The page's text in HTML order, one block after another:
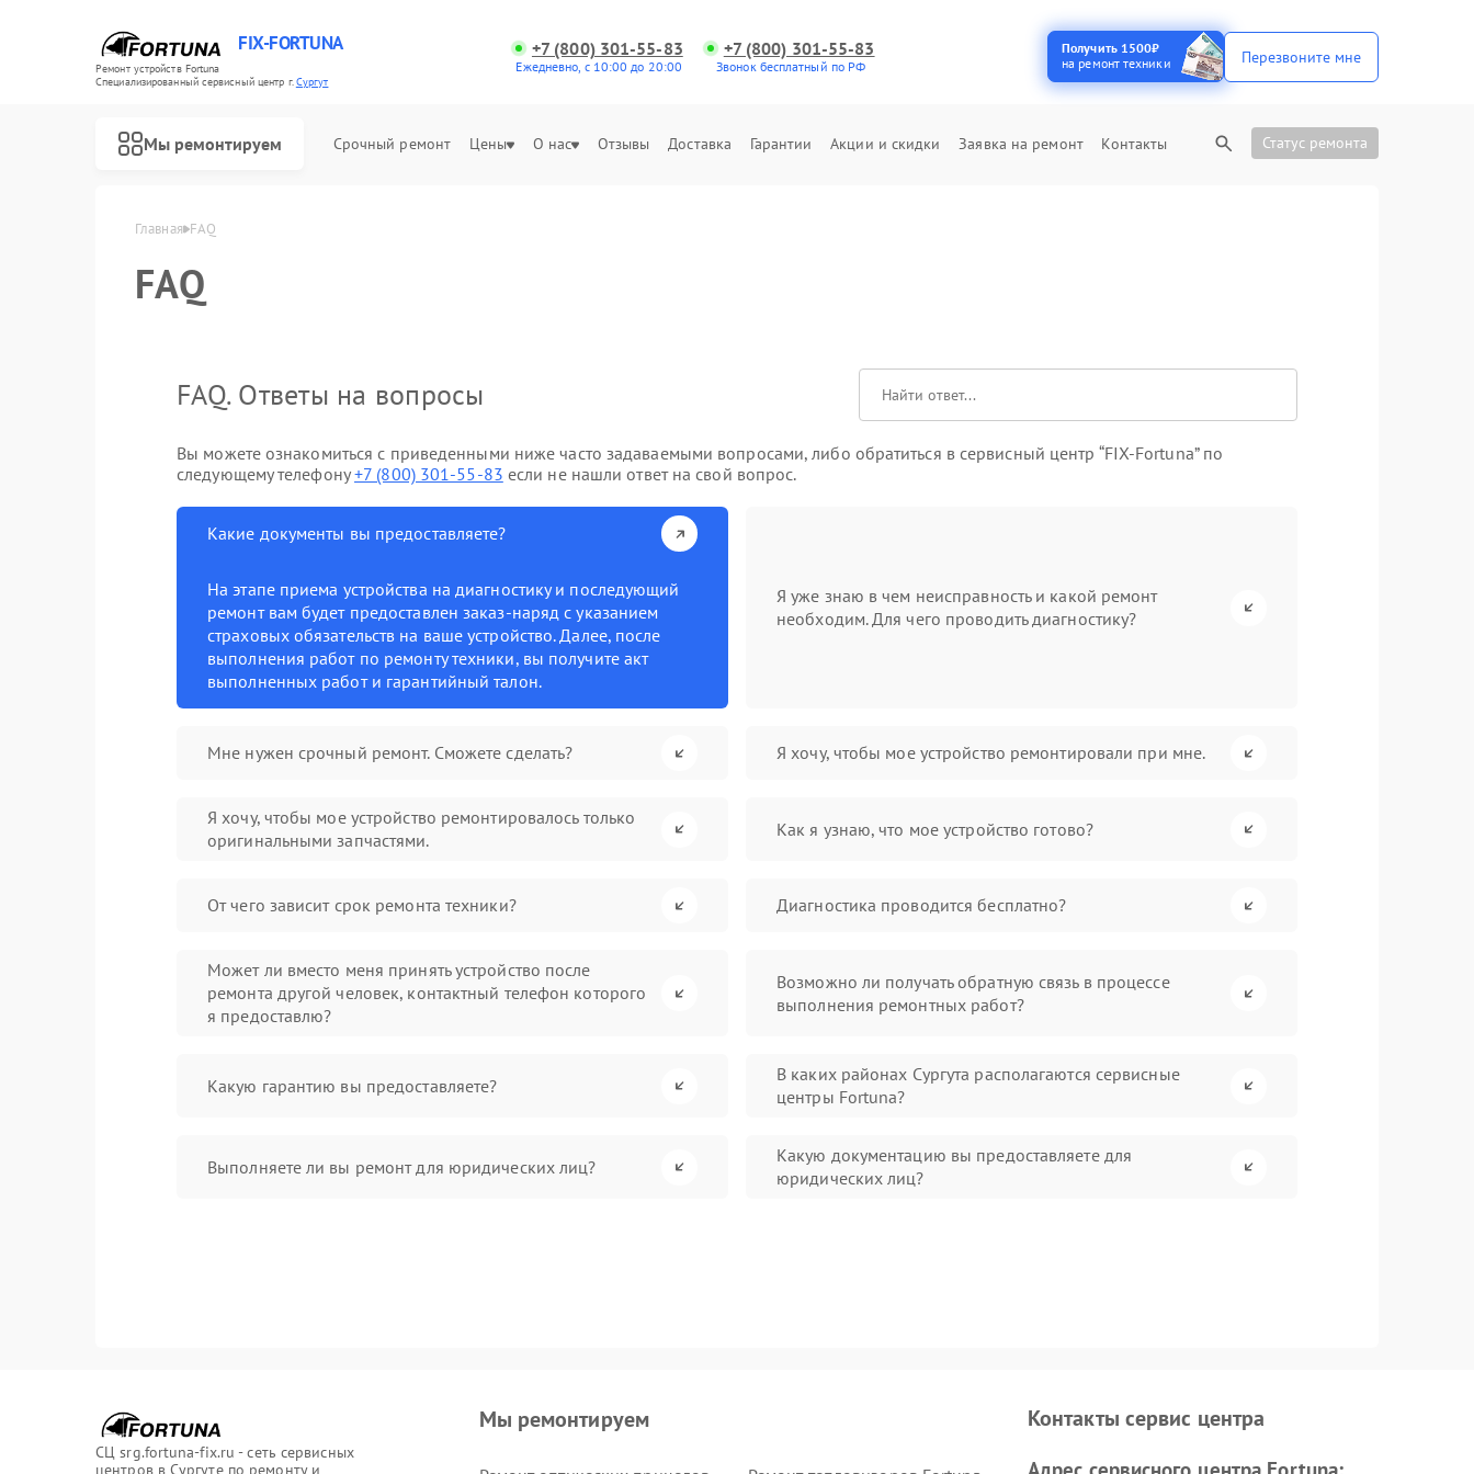
FIX-FORTUNA
Ремонт устройств Fortuna
Специализированный cервисный центр г.Сургут
+7 (800) 301-55-83
Ежедневно, с 10:00 до 20:00
+7 (800) 301-55-83
Звонок бесплатный по РФ
Получить 1500₽
на ремонт техники
Перезвоните мне
Мы ремонтируем Срочный ремонт Цены О нас Отзывы Доставка Гарантии Акции и скидки Заявка на ремонт Контакты Статус ремонта
Главная FAQ
FAQ
FAQ. Ответы на вопросы
Вы можете ознакомиться с приведенными ниже часто задаваемыми вопросами, либо обратиться в сервисный центр “FIX-Fortuna” по
следующему телефону+7 (800) 301-55-83 если не нашли ответ на свой вопрос.
Какие документы вы предоставляете?
На этапе приема устройства на диагностику и последующий
ремонт вам будет предоставлен заказ-наряд с указанием
страховых обязательств на ваше устройство. Далее, после
выполнения работ по ремонту техники, вы получите акт
выполненных работ и гарантийный талон.
Я уже знаю в чем неисправность и какой ремонт
необходим. Для чего проводить диагностику?
Мне нужен срочный ремонт. Сможете сделать? Я хочу, чтобы мое устройство ремонтировали при мне.
Я хочу, чтобы мое устройство ремонтировалось только
оригинальными запчастями.
Как я узнаю, что мое устройство готово?
От чего зависит срок ремонта техники? Диагностика проводится бесплатно?
Может ли вместо меня принять устройство после
ремонта другой человек, контактный телефон которого
я предоставлю?
Возможно ли получать обратную связь в процессе
выполнения ремонтных работ?
Какую гарантию вы предоставляете?
В каких районах Сургута располагаются сервисные
центры Fortuna?
Выполняете ли вы ремонт для юридических лиц?
Какую документацию вы предоставляете для
юридических лиц?
СЦ srg.fortuna-fix.ru - сеть сервисных
центров в Сургуте по ремонту и
Мы ремонтируем Контакты сервис центра